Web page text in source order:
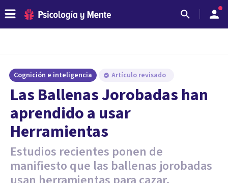
Cognición e inteligencia Artículo revisado
Las Ballenas Jorobadas han
aprendido a usar
Herramientas
Estudios recientes ponen de
manifiesto que las ballenas jorobadas